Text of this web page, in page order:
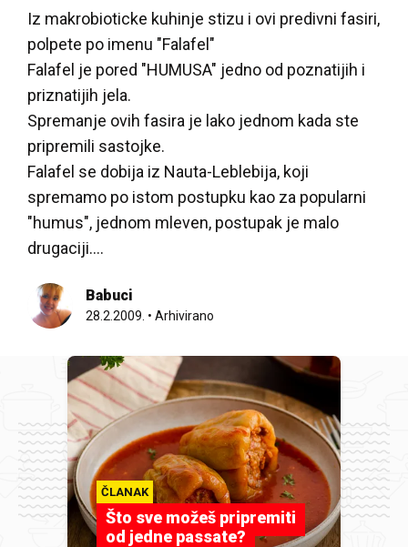
Iz makrobioticke kuhinje stizu i ovi predivni fasiri,
polpete po imenu "Falafel"
Falafel je pored "HUMUSA" jedno od poznatijih i
priznatijih jela.
Spremanje ovih fasira je lako jednom kada ste
pripremili sastojke.
Falafel se dobija iz Nauta-Leblebija, koji
spremamo po istom postupku kao za popularni
"humus", jednom mleven, postupak je malo
drugaciji….
Babuci
28.2.2009. • Arhivirano
ČLANAK
Što sve možeš pripremiti
od jedne passate?